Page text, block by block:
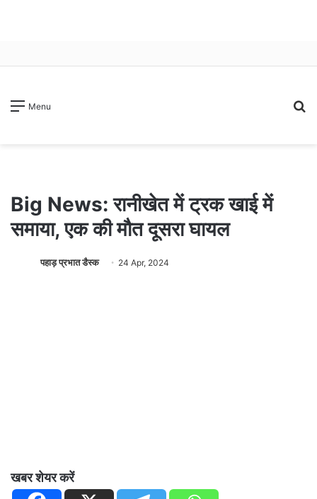
Menu
Big News: रानीखेत में ट्रक खाई में
समाया, एक की मौत दूसरा घायल
पहाड़ प्रभात डैस्क 24 Apr, 2024
खबर शेयर करें